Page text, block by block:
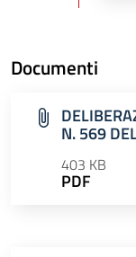
Documenti
N. 569
403 KB
PDF